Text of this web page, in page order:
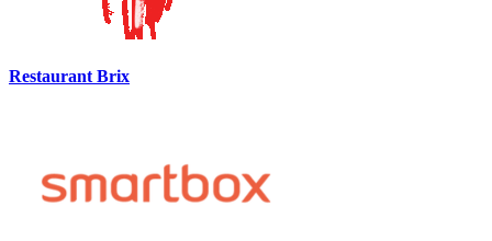
Restaurant Brix